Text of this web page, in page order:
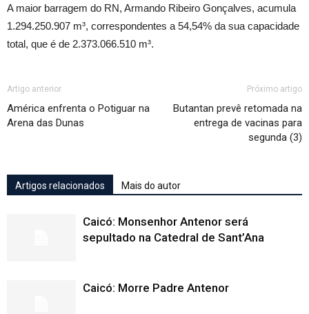
A maior barragem do RN, Armando Ribeiro Gonçalves, acumula
1.294.250.907 m³, correspondentes a 54,54% da sua capacidade
total, que é de 2.373.066.510 m³.
Artigo anterior
América enfrenta o Potiguar na
Arena das Dunas
Próximo artigo
Butantan prevê retomada na
entrega de vacinas para
segunda (3)
Artigos relacionados Mais do autor
Caicó: Monsenhor Antenor será
sepultado na Catedral de Sant’Ana
Caicó: Morre Padre Antenor